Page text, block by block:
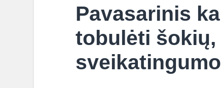
Pavasarinis
tobulėti